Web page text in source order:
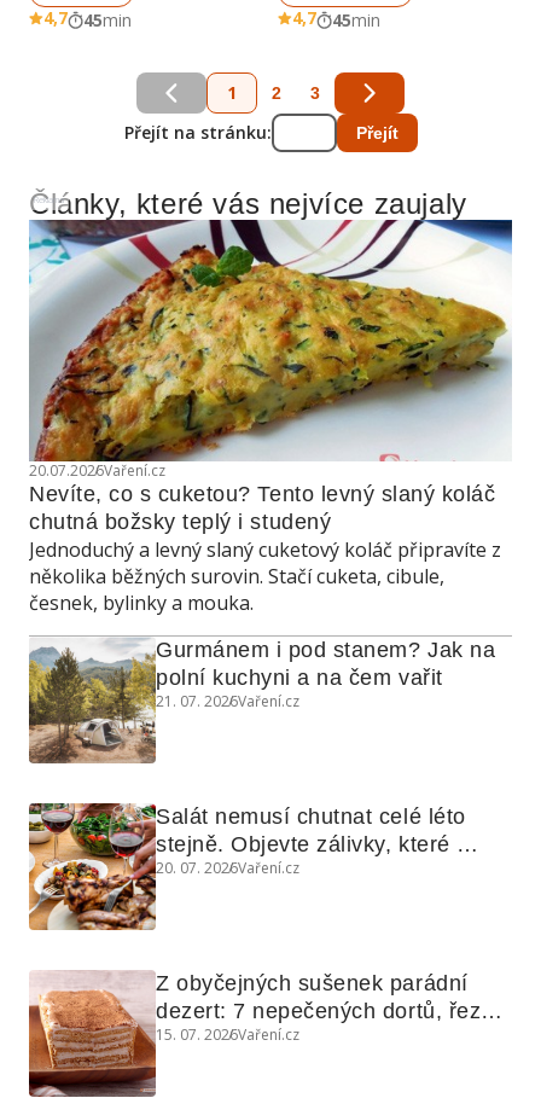
4,7 45min 4,7 45min
1 2 3
Přejít na stránku: Přejít
Reklama
Články, které vás nejvíce zaujaly
20.07.2026Vaření.cz
Nevíte, co s cuketou? Tento levný slaný koláč
chutná božsky teplý i studený
Jednoduchý a levný slaný cuketový koláč připravíte z
několika běžných surovin. Stačí cuketa, cibule,
česnek, bylinky a mouka.
Gurmánem i pod stanem? Jak na
polní kuchyni a na čem vařit
21. 07. 2026Vaření.cz
Salát nemusí chutnat celé léto
stejně. Objevte zálivky, které
využijete i na maso, nudle nebo
20. 07. 2026Vaření.cz
Z obyčejných sušenek parádní
dezert: 7 nepečených dortů, řezů
a koláčů
15. 07. 2026Vaření.cz